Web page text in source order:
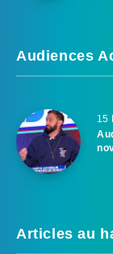
Audiences
15
Articles au